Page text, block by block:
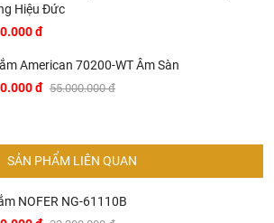
Bravat chính hãng và giá rẻ nhất ?
và chính hãng tại Việt Nam, chúng tôi
phẩmBravatđược phân phối bởi
chính hãng.
tôi có rất nhiều
Hiệu Đức
đ
American 70200-WT Âm Sàn
đ 55.000.000 đ
SẢN PHẨM LIÊN QUAN
NOFER NG-61110B